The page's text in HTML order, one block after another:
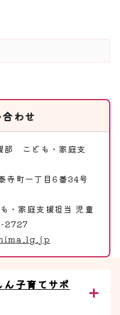
わせ
部 こども・家庭支
町一丁目6番34号
・家庭支援担当 児童
2727
子育てサポ